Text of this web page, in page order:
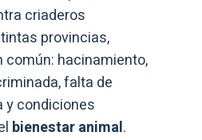
criaderos
provincias,
común: hacinamiento,
falta de
y condiciones
bienestar animal.